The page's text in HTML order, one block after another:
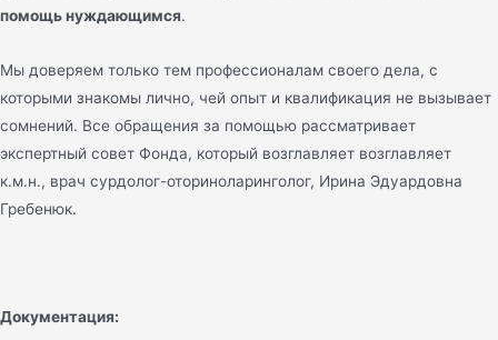
помощь нуждающимся.
Мы доверяем только тем профессионалам своего дела, с
которыми знакомы лично, чей опыт и квалификация не вызывает
сомнений. Все обращения за помощью рассматривает
экспертный совет Фонда, который возглавляет возглавляет
к.м.н., врач сурдолог-оториноларинголог, Ирина Эдуардовна
Гребенюк.
Документация: